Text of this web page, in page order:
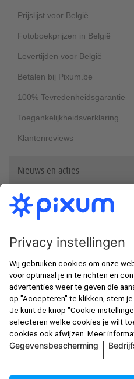
Prijslijst voor België
Fotoboekprijzen in België
Levertijden voor België
Betalen bij Pixum.be
100% Tevredenheidsgarantie
Toegankelijkheidsverklaring
Klantenreviews
Nieuws en acties
Awards
Nieuwe klanten korting
In de spotlight
Fotoboek zelf maken
Beste fotoafdrukken van België
Gsm-hoesjes met eigen foto
Jouw foto met een lijst
Foto op linnen afdrukken
Fotoposter maken
Alle prijzen zijn incl. btw en
prijslijst, tenzij
©
Bedrijfsgegevens